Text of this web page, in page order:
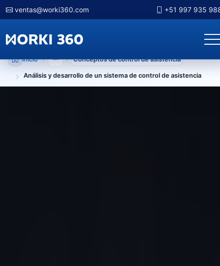
ventas@worki360.com +51 997 935
Inicio Mostrar niveles anteriores
Conceptos de control de asistencia
Análisis y desarrollo de un sistema de control de asistencia